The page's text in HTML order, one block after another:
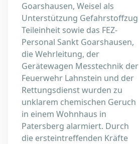
Goarshausen, Weisel als
Unterstützung Gefahrstoffzug
Teileinheit sowie das FEZ-
Personal Sankt Goarshausen,
die Wehrleitung, der
Gerätewagen Messtechnik der
Feuerwehr Lahnstein und der
Rettungsdienst wurden zu
unklarem chemischen Geruch
in einem Wohnhaus in
Patersberg alarmiert. Durch
die ersteintreffenden Kräfte